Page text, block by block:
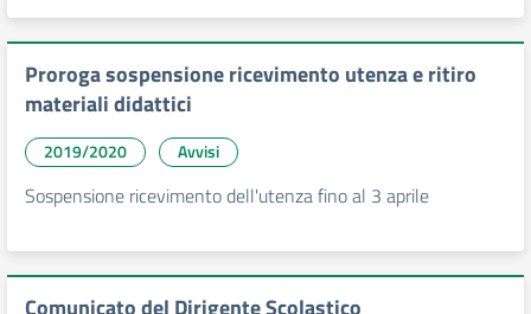
Proroga sospensione ricevimento utenza e ritiro
materiali didattici
2019/2020 Avvisi
Sospensione ricevimento dell'utenza fino al 3 aprile
Comunicato del Dirigente Scolastico